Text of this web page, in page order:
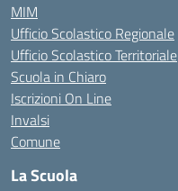
MIM
Ufficio Scolastico Regionale
Ufficio Scolastico Territoriale
Scuola in Chiaro
Iscrizioni On Line
Invalsi
Comune
La Scuola